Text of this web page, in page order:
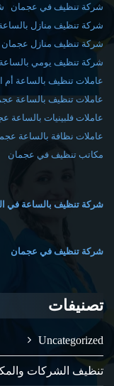
شركة تنظيف في عجمان
شركة تنظيف منازل
شركة تنظيف منازل عجمان
شركة تنظيف يومي
عاملات تنظيف بالساعة أم
عاملات تنظيف بالساعة
عاملات فلبينيات بالساعة
عاملات نظافة بالساعة
مكاتب تنظيف في عجمان
شركة تنظيف بالساعة في
شركة تنظيف في عجمان
تصنيفات
Uncategorized
تنظيف الشركات